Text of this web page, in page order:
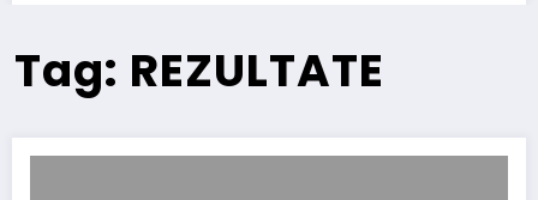
Tag: REZULTATE